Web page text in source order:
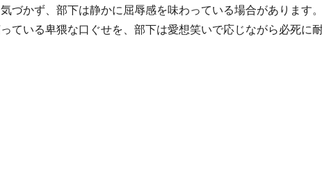
づかず、部下は静かに屈辱感を味わっている場合があります
ている卑猥な口ぐせを、部下は愛想笑いで応じながら必死に